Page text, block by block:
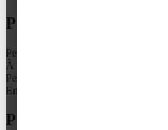
Pour vous : le whisky,
Peu importe il n’y a pas d’heure
À l’apéritif, pour annoncer un repas
Pendant le repas, il se marie bien aux
En fin de repas, pour terminer sur
Pour vous, un whisky